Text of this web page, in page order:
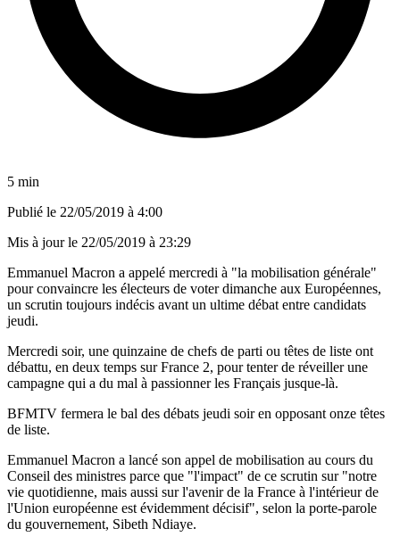
5 min
Publié le 22/05/2019 à 4:00
Mis à jour le 22/05/2019 à 23:29
Emmanuel Macron a appelé mercredi à "la mobilisation générale"
pour convaincre les électeurs de voter dimanche aux Européennes,
un scrutin toujours indécis avant un ultime débat entre candidats
jeudi.
Mercredi soir, une quinzaine de chefs de parti ou têtes de liste ont
débattu, en deux temps sur France 2, pour tenter de réveiller une
campagne qui a du mal à passionner les Français jusque-là.
BFMTV fermera le bal des débats jeudi soir en opposant onze têtes
de liste.
Emmanuel Macron a lancé son appel de mobilisation au cours du
Conseil des ministres parce que "l'impact" de ce scrutin sur "notre
vie quotidienne, mais aussi sur l'avenir de la France à l'intérieur de
l'Union européenne est évidemment décisif", selon la porte-parole
du gouvernement, Sibeth Ndiaye.